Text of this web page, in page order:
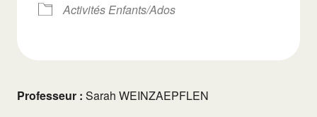
Activités Enfants/Ados
Professeur : Sarah WEINZAEPFLEN